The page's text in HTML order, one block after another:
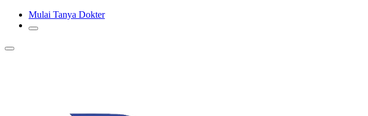
Mulai Tanya Dokter